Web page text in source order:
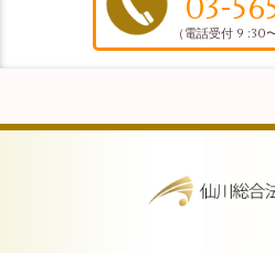
（電話受付 9 :30